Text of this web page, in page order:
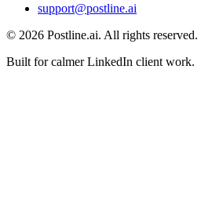
support@postline.ai
© 2026 Postline.ai. All rights reserved.
Built for calmer LinkedIn client work.